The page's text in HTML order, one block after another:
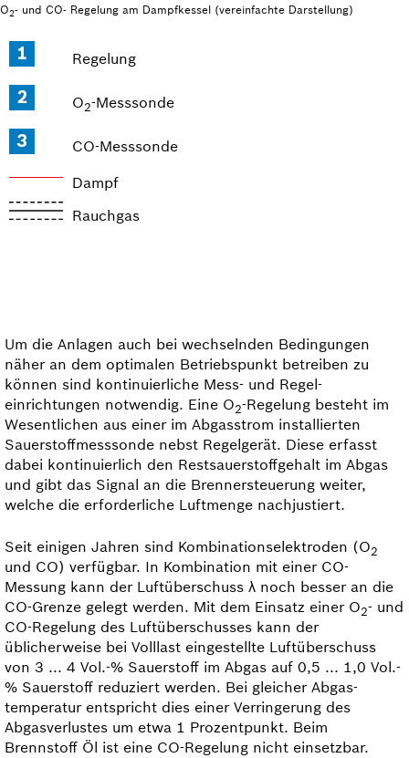
O2- und CO- Regelung am Dampfkessel (vereinfachte Darstellung)
Regelung
O2-Messsonde
CO-Messsonde
Dampf
Rauchgas
Um die Anlagen auch bei wechselnden Bedingungen
näher an dem optimalen Betriebspunkt betreiben zu
können sind kontinuierliche Mess- und Regel­
einrichtungen notwendig. Eine O2-Regelung besteht im
We­sentlichen aus einer im Abgasstrom installierten
Sauerstoff­messsonde nebst Regelgerät. Diese erfasst
dabei kontinuierlich den Restsauerstoffgehalt im Abgas
und gibt das Signal an die Brenner­steu­erung weiter,
welche die erforderliche Luftmenge nachjustiert.
Seit einigen Jahren sind Kombinationselektroden (O2
und CO) verfügbar. In Kombination mit einer CO-
Messung kann der Luftüberschuss λ noch besser an die
CO-Grenze gelegt werden. Mit dem Einsatz einer O2- und
CO-Regelung des Luftüberschusses kann der
üblicherweise bei Volllast eingestellte Luftüberschuss
von 3 ... 4 Vol.-% Sauerstoff im Abgas auf 0,5 ... 1,0 Vol.-
% Sauerstoff reduziert werden. Bei gleicher Abgas­
temperatur entspricht dies einer Verringerung des
Abgasverlustes um etwa 1 Prozentpunkt. Beim
Brennstoff Öl ist eine CO-Regelung nicht einsetzbar.